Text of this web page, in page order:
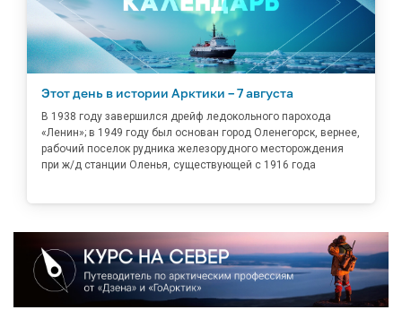
Этот день в истории Арктики – 7 августа
В 1938 году завершился дрейф ледокольного парохода
«Ленин»; в 1949 году был основан город Оленегорск, вернее,
рабочий поселок рудника железорудного месторождения
при ж/д станции Оленья, существующей с 1916 года